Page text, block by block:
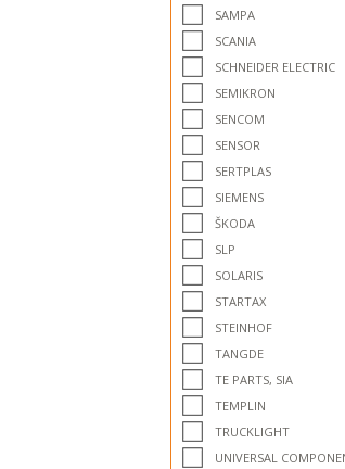
SAMPA
SCANIA
SCHNEIDER ELECTRIC
SEMIKRON
SENCOM
SENSOR
SERTPLAS
SIEMENS
ŠKODA
SLP
SOLARIS
STARTAX
STEINHOF
TANGDE
TE PARTS, SIA
TEMPLIN
TRUCKLIGHT
UNIVERSAL